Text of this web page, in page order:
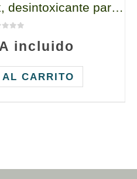
41314 Parche Detox, desintoxicante para los Pies TIANDE Detox, 2ud, Mejoran la circulación en la piel, eliminan las toxinas
incluido
CARRITO